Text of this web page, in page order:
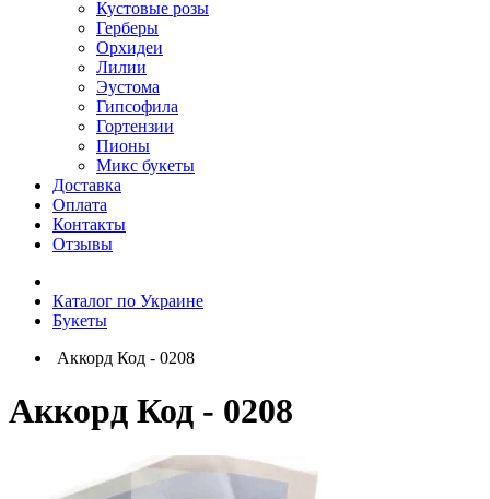
Кустовые розы
Герберы
Орхидеи
Лилии
Эустома
Гипсофила
Гортензии
Пионы
Микс букеты
Доставка
Оплата
Контакты
Отзывы
Каталог по Украине
Букеты
Аккорд Код - 0208
Аккорд Код - 0208